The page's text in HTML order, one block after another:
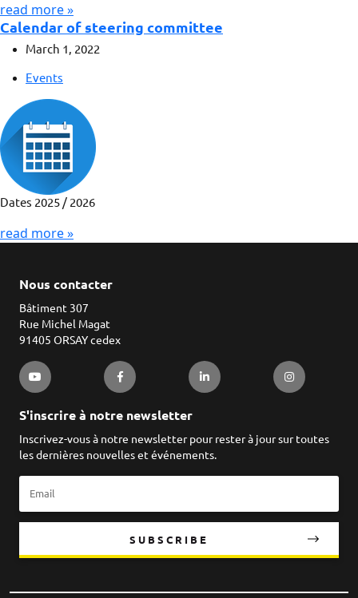
read more »
Calendar of steering committee
March 1, 2022
Events
Dates 2025 / 2026
read more »
Nous contacter
Bâtiment 307
Rue Michel Magat
91405 ORSAY cedex
S'inscrire à notre newsletter
Inscrivez-vous à notre newsletter pour rester à jour sur toutes
les dernières nouvelles et événements.
SUBSCRIBE